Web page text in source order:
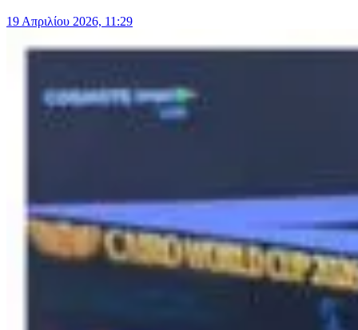
19 Απριλίου 2026, 11:29